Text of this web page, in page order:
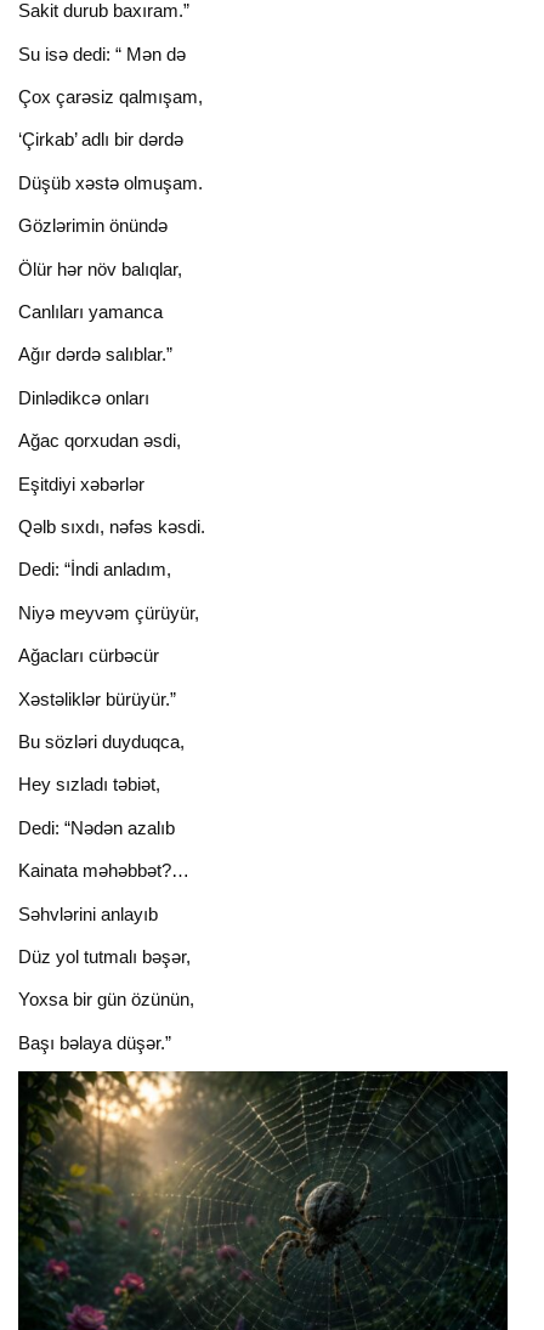
Sakit durub baxıram.”
Su isə dedi: “ Mən də
Çox çarəsiz qalmışam,
‘Çirkab’ adlı bir dərdə
Düşüb xəstə olmuşam.
Gözlərimin önündə
Ölür hər növ balıqlar,
Canlıları yamanca
Ağır dərdə salıblar.”
Dinlədikcə onları
Ağac qorxudan əsdi,
Eşitdiyi xəbərlər
Qəlb sıxdı, nəfəs kəsdi.
Dedi: “İndi anladım,
Niyə meyvəm çürüyür,
Ağacları cürbəcür
Xəstəliklər bürüyür.”
Bu sözləri duyduqca,
Hey sızladı təbiət,
Dedi: “Nədən azalıb
Kainata məhəbbət?…
Səhvlərini anlayıb
Düz yol tutmalı bəşər,
Yoxsa bir gün özünün,
Başı bəlaya düşər.”